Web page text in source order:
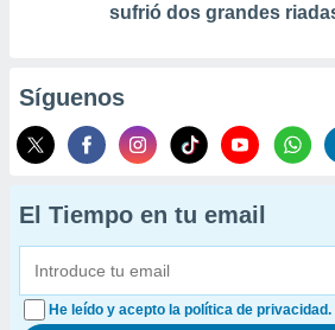
sufrió dos grandes
Síguenos
El Tiempo en tu email
He leído y acepto la política de privacidad.